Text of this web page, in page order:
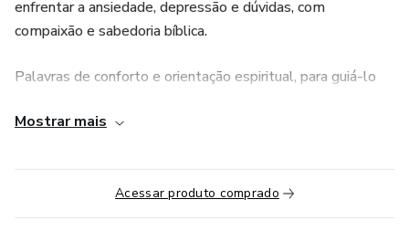
enfrentar a ansiedade, depressão e dúvidas, com
compaixão e sabedoria bíblica.
Palavras de conforto e orientação espiritual, para guiá-lo
futuro melhor.
Orações e reflexões diárias, pensadas para fortalecer seu
espírito e proporcionar paz.
Mostrar mais
Acessar produto comprado